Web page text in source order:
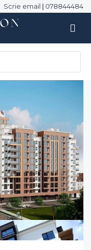
Scrie email | 078844484